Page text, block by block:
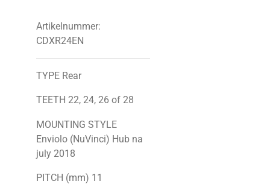
Artikelnummer:
CDXR24EN
TYPE Rear
TEETH 22, 24, 26 of 28
MOUNTING STYLE
Enviolo (NuVinci) Hub na
july 2018
PITCH (mm) 11